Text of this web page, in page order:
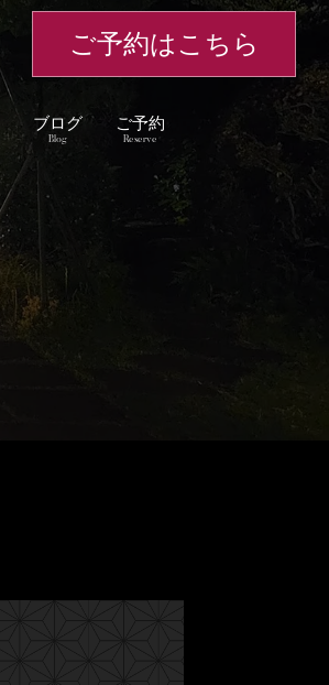
ご予約はこちら
ブログ
Blog
ご予約
Reserve